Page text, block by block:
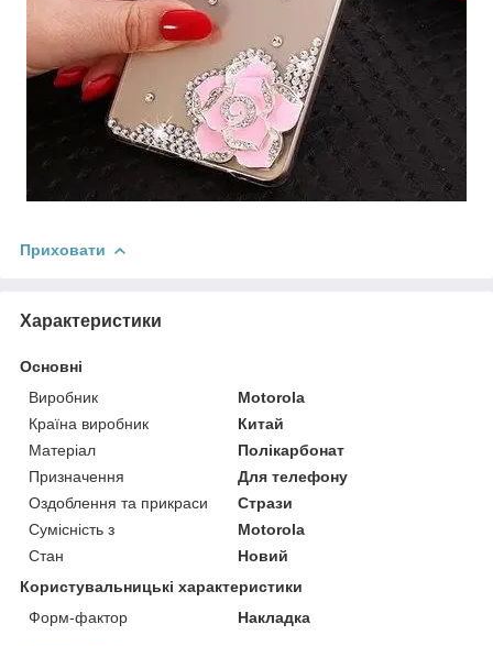
Приховати
Характеристики
Основні
Виробник
Motorola
Країна виробник
Китай
Матеріал
Полікарбонат
Призначення
Для телефону
Оздоблення та прикраси
Стрази
Сумісність з
Motorola
Стан
Новий
Користувальницькі характеристики
Форм-фактор
Накладка